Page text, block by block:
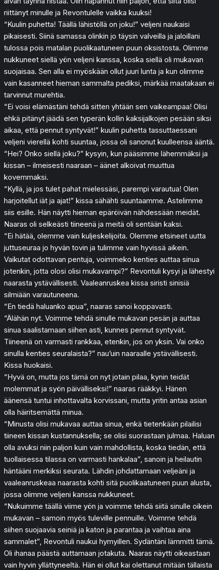
riittänyt minulle ja Revontulelle vaikka kuuksi!
“Kuulin puhetta! Täällä lähistöllä on joku!” veljeni naukaisi
pikaisesti. Siinä samassa olinkin jo täysin valveilla ja jaloillani
tulossa pois matalan puolikaatuneen puun oksistosta. Olimme
nukkuneet siellä yön veljeni kanssa, koska siellä oli mukavan
suojaisaa. Sen alla ei myöskään ollut juuri lunta ja kun olimme
vain kasanneet hieman sammalta pediksi, märkää maatakaan ei
tarvinnut murehtia.
“Ei voisi elämästäni tehdä sitten yhtään sen vaikeampaa! Olisi
ehkä pitänyt jäädä sen typerän kollin kaksijalkojen pesään siksi
aikaa, että pennut syntyvät!” kuulin puhetta tassuttaessani
veljeni vierellä kohti suuntaa, jossa oli sanonut kuulleensa ääntä.
“Hei? Onko siellä joku?” kysyin, kun pääsimme lähemmäksi ja
kissan – ilmeisesti naaraan – äänet alkoivat muuttua
kovemmaksi.
“Kyllä, ja jos tulet pahat mielessäsi, parempi varautua! Olen
harjoitellut iät ja ajat!” kissa sähähti suuntaamme. Astelimme
siis esille. Hän näytti hieman epäröivän nähdessään meidät.
Naaras oli selkeästi tiineenä ja meitä oli sentään kaksi.
“Ei hätää, olemme vain kuljeskelijoita. Olemme etsineet uutta
juttuseuraa jo hyvän tovin ja tulimme vain hyvissä aikein.
Vaikutat odottavan pentuja, voimmeko kenties auttaa sinua
jotenkin, jotta olosi olisi mukavampi?” Revontuli kysyi ja lähestyi
naarasta ystävällisesti. Vaaleanruskea kissa siristi sinisiä
silmiään varautuneena.
“En tiedä haluanko apua”, naaras sanoi koppavasti.
“Älähän nyt. Voimme tehdä sinulle mukavan pesän ja auttaa
sinua saalistamaan siihen asti, kunnes pennut syntyvät.
Tiineenä on varmasti rankkaa, etenkin, jos on yksin. Vai onko
sinulla kenties seuralaista?” nau’uin naaraalle ystävällisesti.
Kissa huokaisi.
“Hyvä on, mutta jos tämä on nyt jotain pilaa, kynin teidät
molemmat ja syön päivälliseksi!” naaras rääkkyi. Hänen
äänensä tuntui inhottavalta korvissani, mutta yritin antaa asian
olla häiritsemättä minua.
“Minusta olisi mukavaa auttaa sinua, enkä tietenkään pilailisi
tiineen kissan kustannuksella; se olisi suorastaan julmaa. Haluan
olla avuksi niin paljon kuin vain mahdollista, koska tiedän, että
tuollaisessa tilassa on varmasti hankalaa”, sanoin ja heilautin
häntääni merkiksi seurata. Lähdin johdattamaan veljeäni ja
vaaleanruskeaa naarasta kohti sitä puolikaatuneen puun alusta,
jossa olimme veljeni kanssa nukkuneet.
“Nukuimme täällä viime yön ja voimme tehdä siitä sinulle oikein
mukavan – samoin myös tuleville pennuille. Voimme tehdä
siihen suojaavia seiniä ja katon ja parantaa ja vaihtaa aina
sammalet”, Revontuli naukui hymyillen. Sydäntäni lämmitti tämä.
Oli ihanaa päästä auttamaan jotakuta. Naaras näytti oikeastaan
vain hyvin yllättyneeltä. Hän ei ollut kai olettanut mitään tällaista